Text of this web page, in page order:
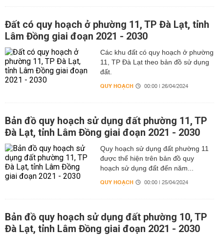
Đất có quy hoạch ở phường 11, TP Đà Lạt, tỉnh
Lâm Đồng giai đoạn 2021 - 2030
Các khu đất có quy hoạch ở phường
11, TP Đà Lạt theo bản đồ sử dụng
đất.
QUY HOẠCH 00:00 | 26/04/2024
Bản đồ quy hoạch sử dụng đất phường 11, TP
Đà Lạt, tỉnh Lâm Đồng giai đoạn 2021 - 2030
Quy hoạch sử dụng đất phường 11
được thể hiện trên bản đồ quy
hoạch sử dụng đất đến năm...
QUY HOẠCH 00:00 | 25/04/2024
Bản đồ quy hoạch sử dụng đất phường 10, TP
Đà Lạt, tỉnh Lâm Đồng giai đoạn 2021 - 2030